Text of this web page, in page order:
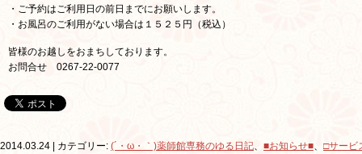
・ご予約はご利用日の前日までにお願いします。
・お風呂のご利用がない場合は１５２５円（税込）
皆様のお越しをおまちしております。
お問合せ 0267-22-0077
2014.03.24 | カテゴリー: (´・ω・｀)薬師館専務のゆる日記、 ■お知らせ■、 □サービ